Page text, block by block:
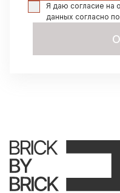
Я даю согласие на
данных согласно